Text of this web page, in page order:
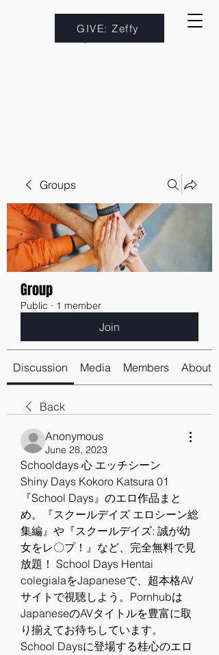
GIVE: Zeffy
Groups
Group
Public · 1 member
Join
Discussion Media Members About
Back
Anonymous
June 28, 2023
Schooldays 心 エッチシーン
Shiny Days Kokoro Katsura 01
『School Days』のエロ作品まと
め。『スクールデイズ エロシーン総
集編』や『スクールデイズ: 誠が幼
女をレ〇プ！』など、完全無料で見
放題！ School Days Hentai
colegialaをJapaneseで、超本格AV
サイトで視聴しよう。Pornhubは
JapaneseのAVタイトルを豊富に取
り揃えてお待ちしています。
School Daysに登場する桂心のエロ